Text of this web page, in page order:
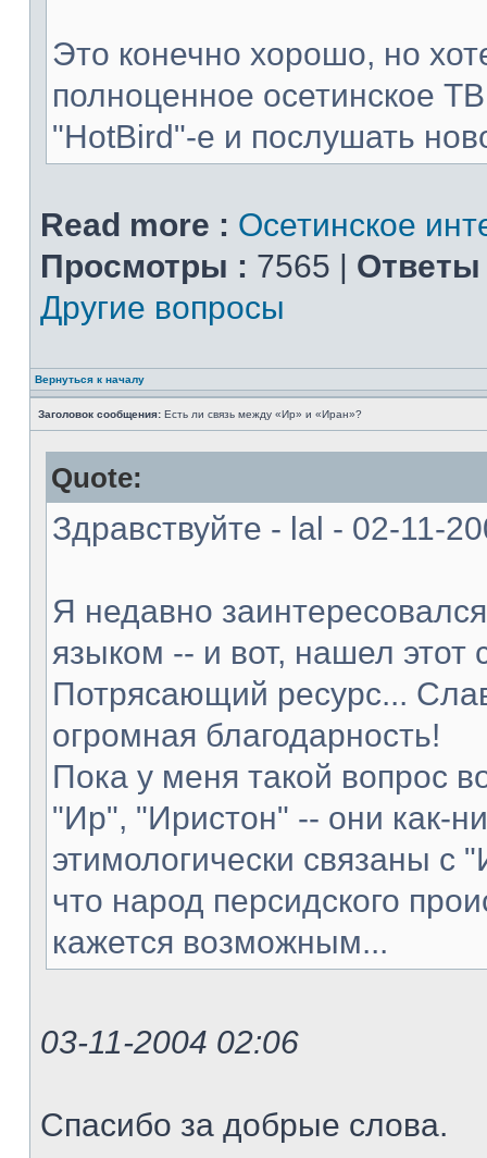
Это конечно хорошо, но
полноценное осетинское
"HotBird"-е и послушать
Read more : Осетинское
Просмотры : 7565 | Ответы
Другие вопросы
Вернуться к началу
Заголовок сообщения: Есть ли связь между «Ир» и «Иран»?
Quote:
Здравствуйте - lal - 02-11-
Я недавно
языком -- и вот, нашел этот
Потрясающий ресурс...
огромная благодарность!
Пока у меня такой вопрос
"Ир", "Иристон" -- они как-
этимологически связаны с
что народ персидского
кажется возможным...
03-11-2004 02:06
Спасибо за добрые слова.